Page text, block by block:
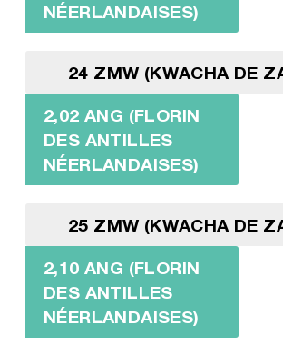
NÉERLANDAISES)
24 ZMW (KWACHA DE
2,02 ANG (FLORIN
DES ANTILLES
NÉERLANDAISES)
25 ZMW (KWACHA DE
2,10 ANG (FLORIN
DES ANTILLES
NÉERLANDAISES)